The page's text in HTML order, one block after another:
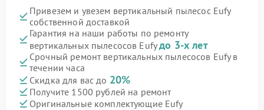
Привезем и увезем вертикальный пылесос Eufy
собственной доставкой
Гарантия на наши работы по ремонту
вертикальных пылесосов Eufyдо 3-х лет
Срочный ремонт вертикальных пылесосов Eufy в
течении часа
Скидка для вас до 20%
Получите 1500 рублей на ремонт
Оригинальные комплектующие Eufy